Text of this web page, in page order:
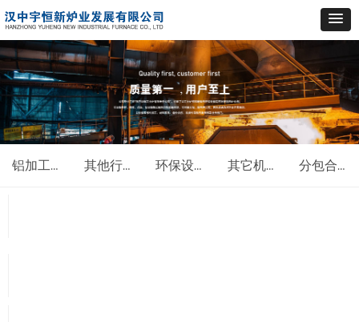
铝加工行业工业炉 其他行业工业炉 环保设备类 其它机电类 分包合作项目